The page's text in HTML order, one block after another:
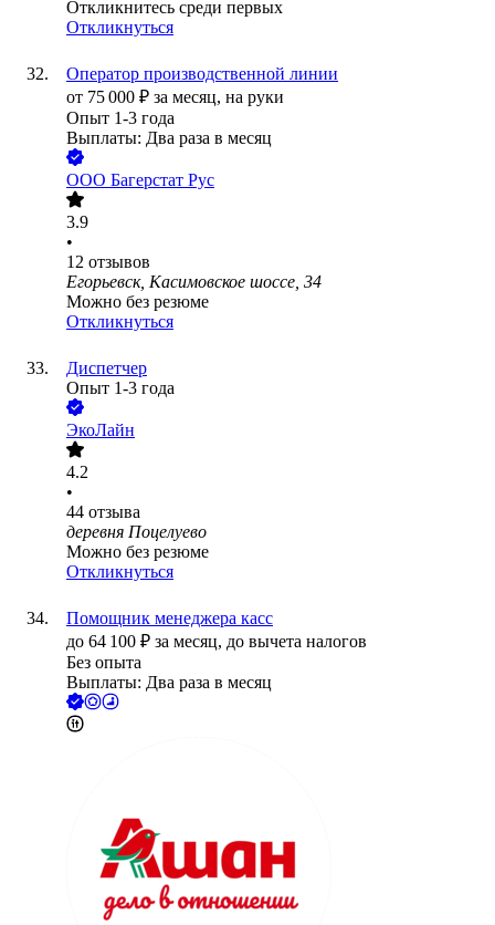
Откликнитесь среди первых
Откликнуться
Оператор производственной линии
от 75 000 ₽ за месяц, на руки
Опыт 1-3 года
Выплаты: Два раза в месяц
ООО Багерстат Рус
3.9
•
12 отзывов
Егорьевск, Касимовское шоссе, 34
Можно без резюме
Откликнуться
Диспетчер
Опыт 1-3 года
ЭкоЛайн
4.2
•
44 отзыва
деревня Поцелуево
Можно без резюме
Откликнуться
Помощник менеджера касс
до 64 100 ₽ за месяц, до вычета налогов
Без опыта
Выплаты: Два раза в месяц